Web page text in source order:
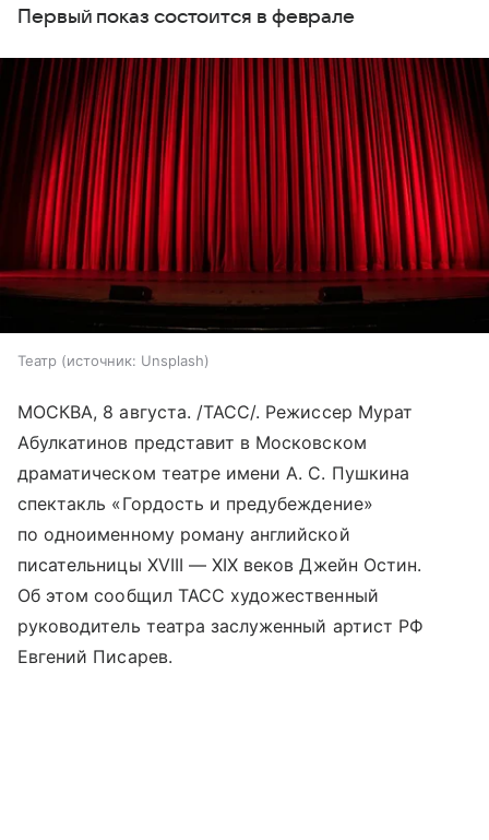
Первый показ состоится в феврале
Театр источник: Unsplash
МОСКВА, 8 августа. /ТАСС/. Режиссер Мурат
Абулкатинов представит в Московском
драматическом театре имени А. С. Пушкина
спектакль «Гордость и предубеждение»
по одноименному роману английской
писательницы XVIII — XIX веков Джейн Остин.
Об этом сообщил ТАСС художественный
руководитель театра заслуженный артист РФ
Евгений Писарев.